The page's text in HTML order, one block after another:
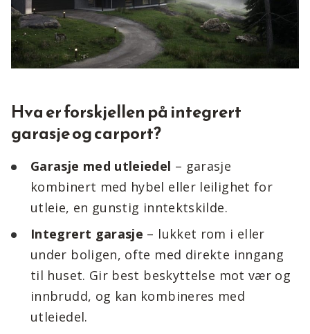
Hva er forskjellen på integrert
garasje og carport?
Garasje med utleiedel – garasje
kombinert med hybel eller leilighet for
utleie, en gunstig inntektskilde.
Integrert garasje – lukket rom i eller
under boligen, ofte med direkte inngang
til huset. Gir best beskyttelse mot vær og
innbrudd, og kan kombineres med
utleiedel.